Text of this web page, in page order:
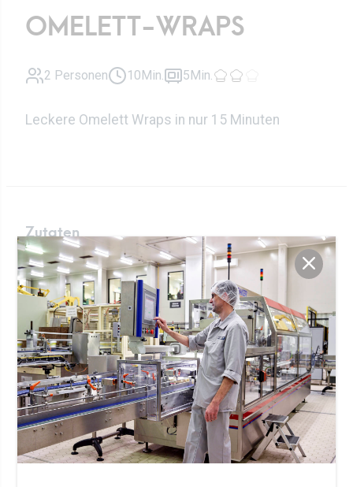
OMELETT-WRAPS
2 Personen 10Min. 5Min.
Leckere Omelett Wraps in nur 15 Minuten
Zutaten
8 Scheiben Scheibenkäse
2 TL “Rose” Butter
1/2 rote Paprika